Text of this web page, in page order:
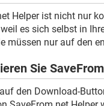
Helper ist nicht nur
es sich selbst in
müssen nur auf den
Sie
den Download-